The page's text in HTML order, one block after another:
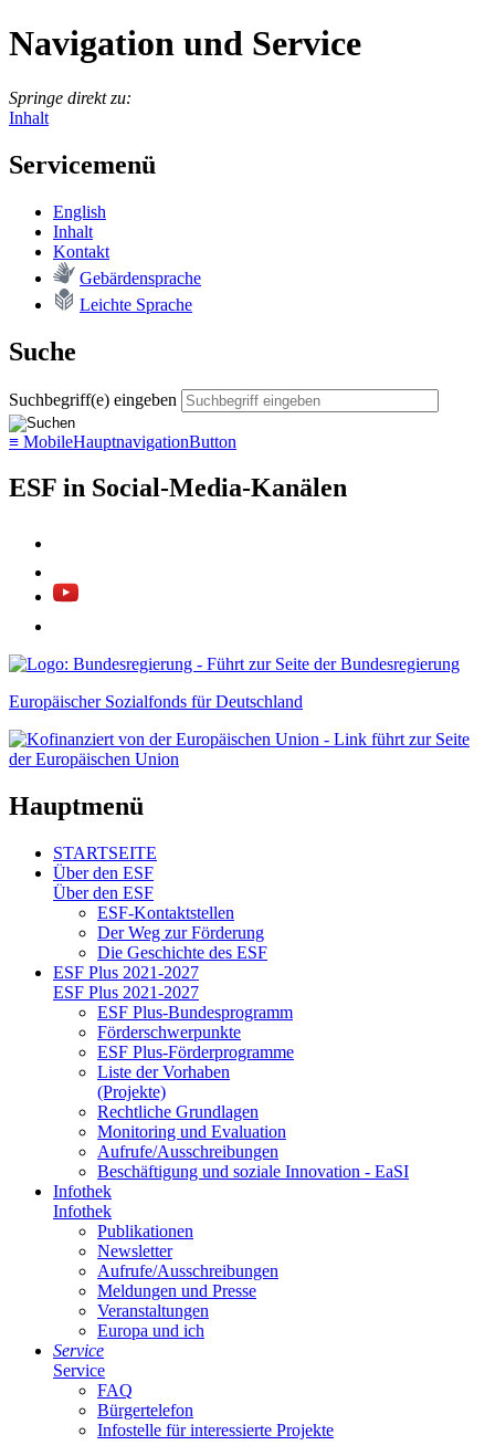
Navigation und Service
Springe direkt zu:
Inhalt
Servicemenü
English
In­halt
Kon­takt
Ge­bär­den­spra­che
Leich­te Spra­che
Suche
Suchbegriff(e) eingeben
≡ MobileHauptnavigationButton
ESF in Social-Media-Kanälen
Europäischer Sozialfonds für Deutschland
Hauptmenü
STARTSEITE
Über den ESF
Über den ESF
ESF-Kon­takt­stel­len
Der Weg zur För­de­rung
Die Ge­schich­te des ESF
ESF Plus 2021-2027
ESF Plus 2021-2027
ESF Plus-Bun­des­pro­gramm
För­der­schwer­punk­te
ESF Plus-För­der­pro­gram­me
Lis­te der Vor­ha­ben
(Pro­jek­te)
Recht­li­che Grund­la­gen
Mo­ni­to­ring und Eva­lua­ti­on
Auf­ru­fe/Aus­schrei­bun­gen
Be­schäf­ti­gung und so­zia­le In­no­va­ti­on - Ea­SI
In­fo­thek
In­fo­thek
Pu­bli­ka­tio­nen
Newslet­ter
Auf­ru­fe/Aus­schrei­bun­gen
Mel­dun­gen und Pres­se
Ver­an­stal­tun­gen
Eu­ro­pa und ich
Ser­vice
Ser­vice
FAQ
Bür­ger­te­le­fon
In­fo­stel­le für in­ter­es­sier­te Pro­jek­te